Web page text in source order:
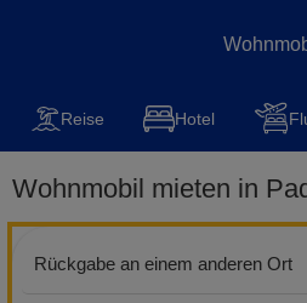
Wohnmobil Reise
Reise Hotel
Wohnmobil mieten in
Rückgabe an einem anderen Ort